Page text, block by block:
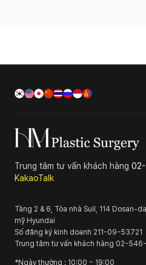
Trung tâm tư vấn khách hàng
KakaoTalk
Tầng 2 & 6, Tòa nhà Suil, 114 Dosan-
mỹ Hyundai
Số đăng ký kinh doanh 211-09-53721
Trung tâm tư vấn khách hàng 02-
*Ngày thường : 10:00 ~ 19:00